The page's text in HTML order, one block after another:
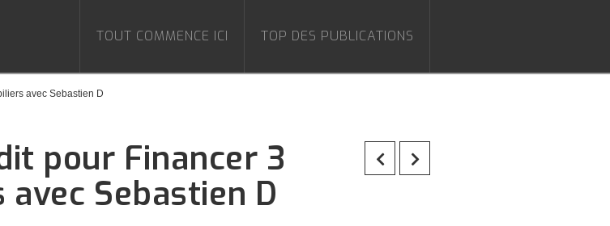
TOUT COMMENCE ICI TOP DES PUBLICATIONS
avec Sebastien D
pour Financer 3
Sebastien D